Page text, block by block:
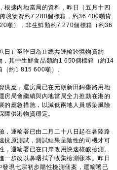
據內地當局的資料，昨日（五月十四
境物資約7 280個標箱，約36 400噸貨
噸），非生鮮類約7 270個標箱（約36
）至昨日為止總共運輸跨境物資約
其中生鮮食品類約1 650個標箱（約14
約1 815 600噸）。
應，運房局已在元朗新田錦壆路用地
房局會繼續與內地當局全力推動在港的
的應急措施，以減低兩地人員感染風險
障供港物資穩定。
運輸署已由二月二十八日起在各陸路
抗原測試，測試結果呈陰性的司機才可
運輸署已在口岸改用快速核酸檢測。
一步改以鼻咽拭子收集檢測樣本。昨日
現七宗初步陽性檢測個案，運輸署已